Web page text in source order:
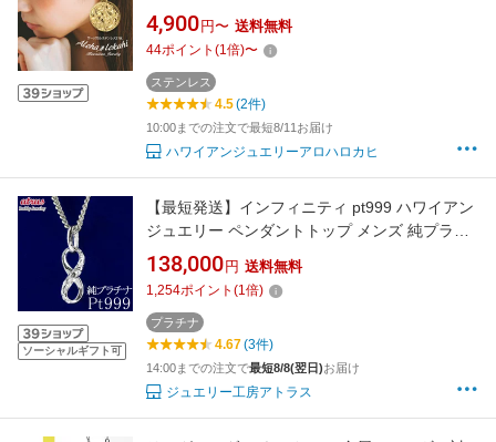
羅針盤 コンパス 道しるべ サージカルステンレ
ス 金属アレルギー対応 ペンダント つけっぱな
し 錆びない アロハロカヒ ブランド 【誕生日記
念日】 父の日 ギフト プレゼント
4,900 円〜 送料無料
44ポイント (1倍)〜
ステンレス
4.5(2件)
10:00までの注文で最短8/11お届け
ハワイアンジュエリーアロハロカヒ
ソーシャルギフト可
【最短発送】インフィニティ pt999 ハワイアン
ジュエリー ペンダントトップ メンズ 純プラチ
ナ ネックレス 喜平用 スクロール エクストラ
138,000 円 送料無料
1,254ポイント (1倍)
プラチナ
4.67(3件)
14:00までの注文で最短8/8(翌日)お届け
ジュエリー工房アトラス